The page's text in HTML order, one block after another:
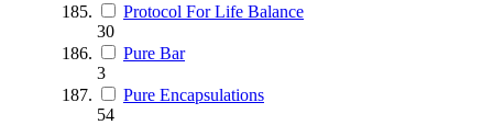
Protocol For Life Balance
30
Pure Bar
3
Pure Encapsulations
54